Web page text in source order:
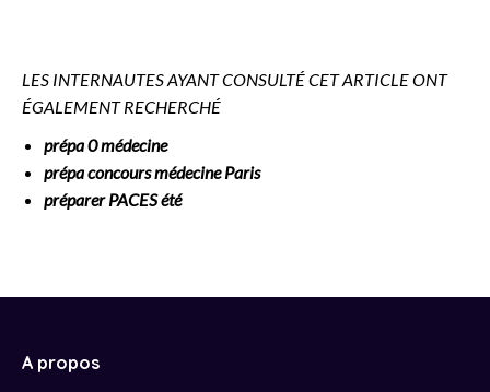
LES INTERNAUTES AYANT CONSULTÉ CET ARTICLE ONT
ÉGALEMENT RECHERCHÉ
prépa 0 médecine
prépa concours médecine Paris
préparer PACES été
A propos